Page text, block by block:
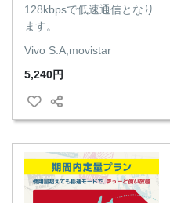
128kbpsで低速通信となり
ます。
Vivo S.A,movistar
5,240円